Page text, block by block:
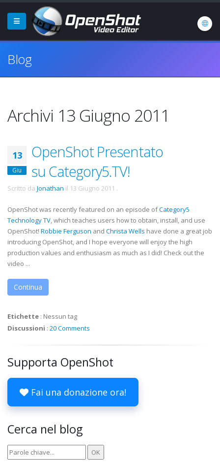
Blog
Archivi 13 Giugno 2011
13
Giu
OpenShot Presentato
su Category5.TV!
Scritto da Jonathan il 13 Giugno 2011 .
OpenShot was recently featured on an episode ofCategory5
Technology TV, which teaches users how to obtain, install, and use
OpenShot! Robbie Ferguson and Christa Wells have done a great job
introducing OpenShot, and I hope everyone will enjoy the high
production values and enthusiasm as much as I did! Check out the
video ...
Continua
Etichette : Nessun tag
Discussioni : 20 Comments
Supporta OpenShot
Fai una donazione ora!
Cerca nel blog